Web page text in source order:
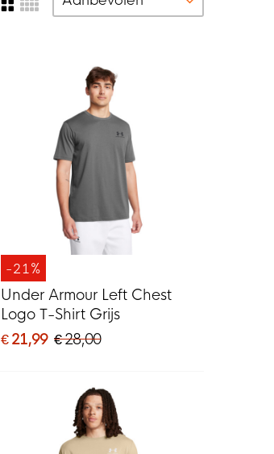
-21%
Under Armour Left Chest
Logo T-Shirt Grijs
€ 21,99 € 28,00